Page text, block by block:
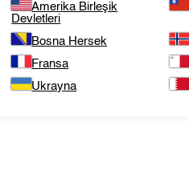
Amerika Birleşik
Devletleri
Bosna Hersek
Fransa
Ukrayna